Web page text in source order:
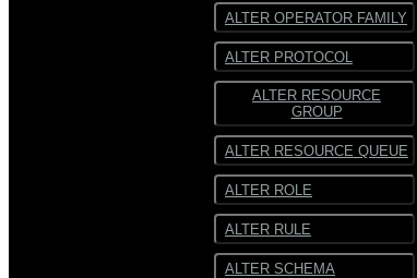
ALTER OPERATOR FAMILY
ALTER PROTOCOL
ALTER RESOURCE
GROUP
ALTER RESOURCE QUEUE
ALTER ROLE
ALTER RULE
ALTER SCHEMA